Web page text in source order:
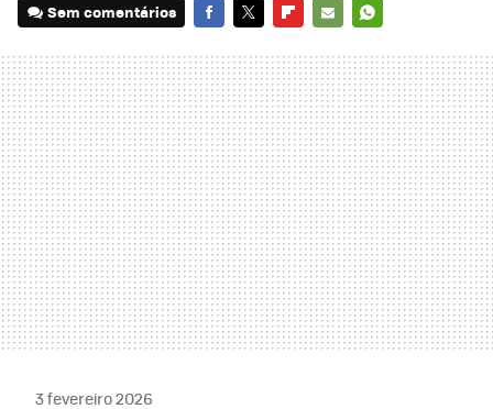
Sem comentários
MAIL
3 fevereiro 2026